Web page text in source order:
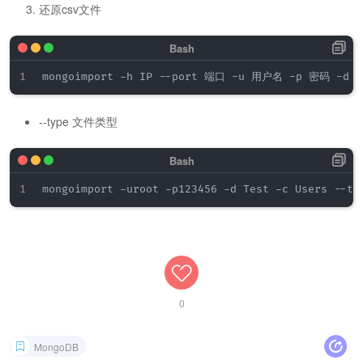
还原csv文件
--type 文件类型
0
MongoDB